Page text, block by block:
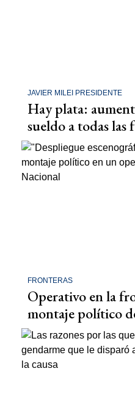
JAVIER MILEI PRESIDENTE
Hay plata:
sueldo a todas las
FRONTERAS
Operativo en la
montaje político